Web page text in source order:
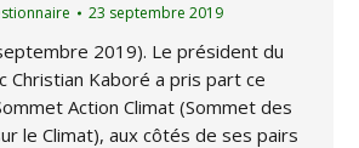
23 septembre 2019
2019). Le président du
Christian Kaboré a pris part ce
Action Climat (Sommet des
le Climat), aux côtés de ses pairs